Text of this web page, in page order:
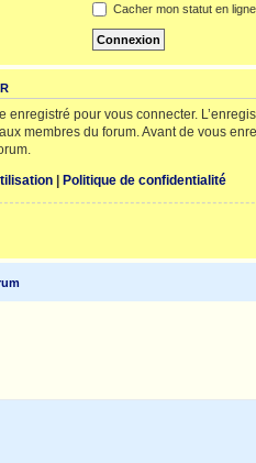
Cacher mon statut en
enregistré pour vous connecter.
membres du forum. Avant de vous
| Politique de confidentialité